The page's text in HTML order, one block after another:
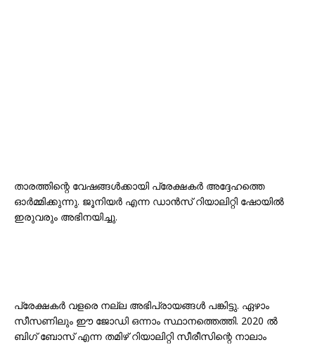
താരത്തിന്റെ വേഷങ്ങൾക്കായി പ്രേക്ഷകർ അദ്ദേഹത്തെ
ഓർമ്മിക്കുന്നു. ജൂനിയർ എന്ന ഡാൻസ് റിയാലിറ്റി ഷോയിൽ
ഇരുവരും അഭിനയിച്ചു.
പ്രേക്ഷകർ വളരെ നല്ല അഭിപ്രായങ്ങൾ പങ്കിട്ടു. ഏഴാം
സീസണിലും ഈ ജോഡി ഒന്നാം സ്ഥാനത്തെത്തി. 2020 ൽ
ബിഗ് ബോസ് എന്ന തമിഴ് റിയാലിറ്റി സീരീസിന്റെ നാലാം